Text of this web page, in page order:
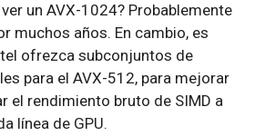
un AVX-1024? Probablemente
muchos años. En cambio, es
ofrezca subconjuntos de
para el AVX-512, para mejorar
el rendimiento bruto de SIMD a
línea de GPU.